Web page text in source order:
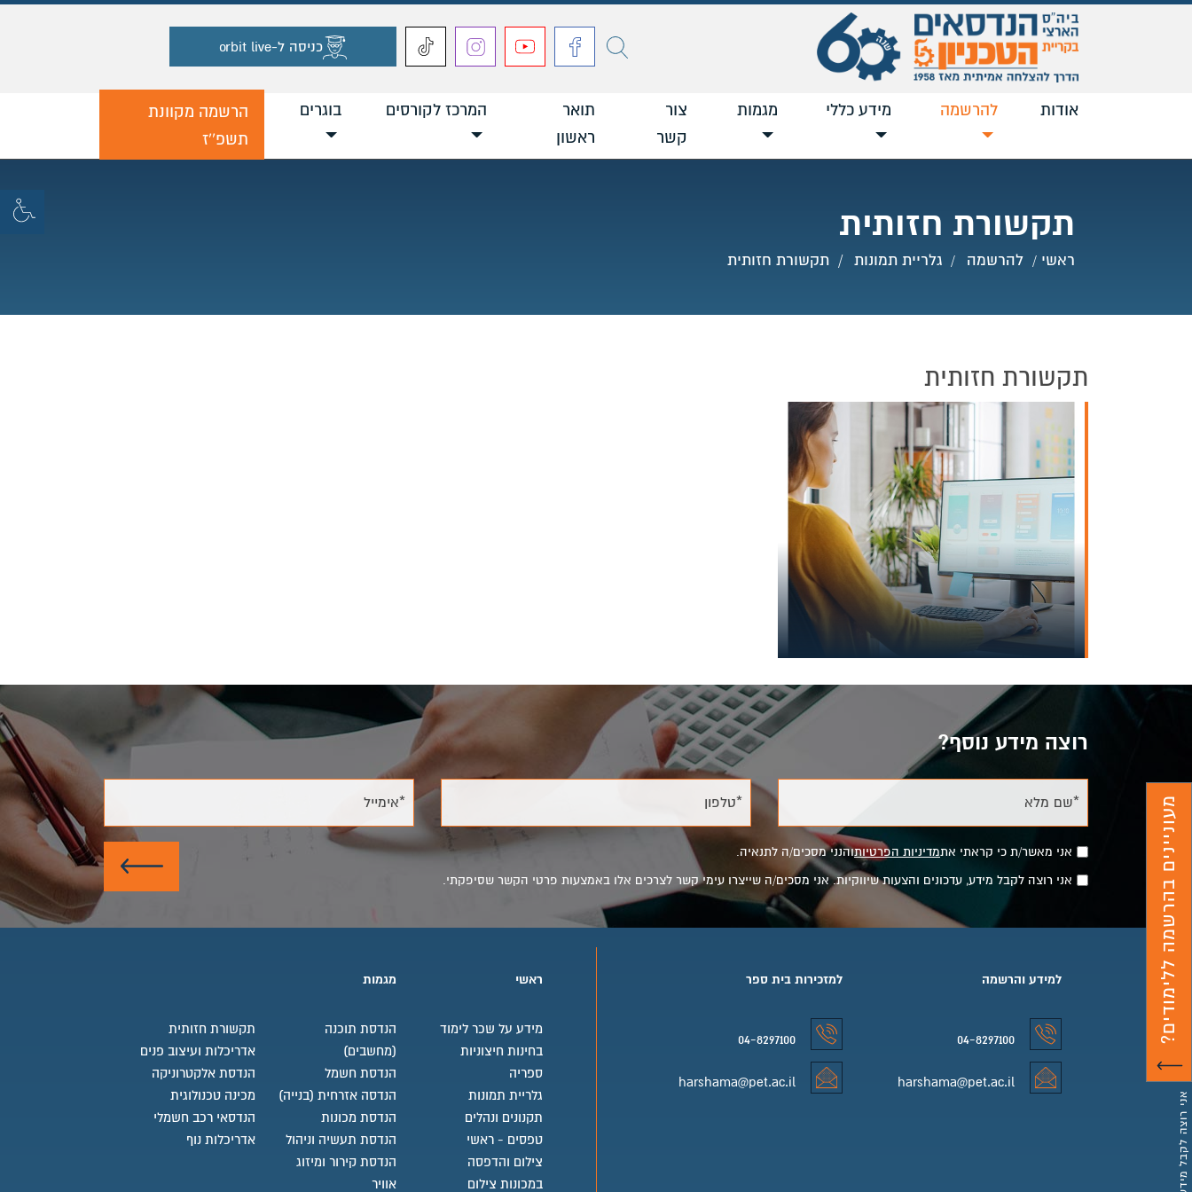
חפש
כניסה ל-orbit live
אודות להרשמה מידע כללי מגמות
צור
קשר
תואר
ראשון
המרכז לקורסים בוגרים
הרשמה מקוונת
תשפ''ז
תקשורת חזותית
ראשי להרשמה גלריית תמונות תקשורת חזותית
תקשורת חזותית
רוצה מידע נוסף?
*שם מלא *טלפון *אימייל
אני מאשר/ת כי קראתי אתמדיניות הפרטיותוהנני מסכים/ה לתנאיה.
אני רוצה לקבל מידע, עדכונים והצעות שיווקיות. אני מסכים/ה שייצרו עימי קשר לצרכים אלו באמצעות פרטי הקשר שסיפקתי.
שלח
למידע והרשמה
למידע והרשמה טלפון
04-8297100
harshama@pet.ac.il
למזכירות בית ספר
למזכירות בית ספר טלפון
04-8297100
harshama@pet.ac.il
ראשי
מידע על שכר לימוד
בחינות חיצוניות
ספריה
גלריית תמונות
תקנונים ונהלים
טפסים - ראשי
צילום והדפסה
במכונות צילום
מגמות
הנדסת תוכנה
(מחשבים)
הנדסת חשמל
הנדסה אזרחית (בנייה)
הנדסת מכונות
הנדסת תעשיה וניהול
הנדסת קירור ומיזוג
אוויר
תקשורת חזותית
אדריכלות ועיצוב פנים
הנדסת אלקטרוניקה
מכינה טכנולוגית
הנדסאי רכב חשמלי
אדריכלות נוף
מעוניינים בהרשמה ללימודים?